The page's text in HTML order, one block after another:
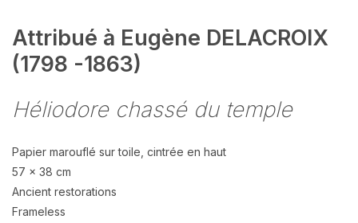
Attribué à Eugène DELACROIX
(1798 -1863)
Héliodore chassé du temple
Papier marouflé sur toile, cintrée en haut
57 x 38 cm
Ancient restorations
Frameless